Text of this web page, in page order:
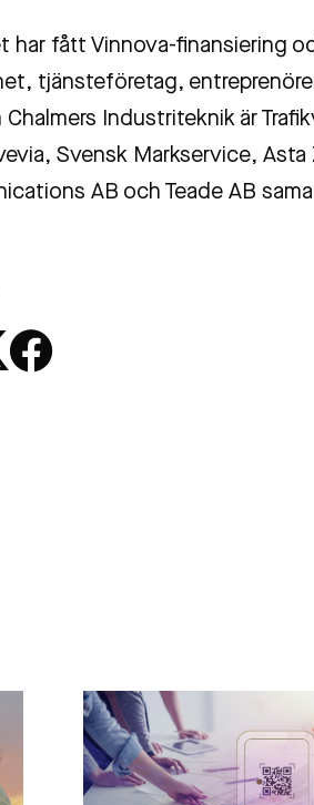
har fått Vinnova-finansiering
tjänsteföretag,
Chalmers Industriteknik är
Svensk Markservice,
AB och Teade AB